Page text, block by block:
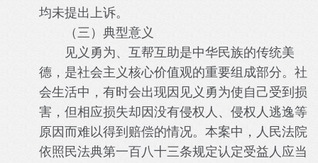
均未提出上诉。
（三）典型意义
见义勇为、互帮互助是中华民族的传统美
德，是社会主义核心价值观的重要组成部分。社
会生活中，有时会出现因见义勇为使自己受到损
害，但相应损失却因没有侵权人、侵权人逃逸等
原因而难以得到赔偿的情况。本案中，人民法院
依照民法典第一百八十三条规定认定受益人应当